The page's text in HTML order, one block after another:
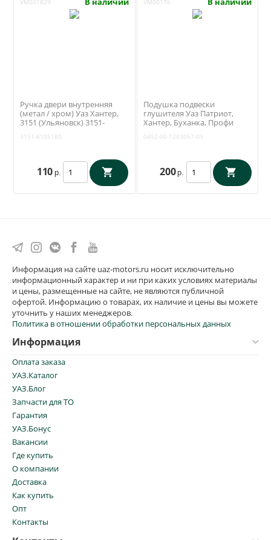
УМ001829
Ручка двери внутренняя
(метал / хром) Уаз Хантер,
3151 (Ульяновск) 3151-
3151-6105180
110 р.
УМ00176
Подушка подвески
глушителя Уаз Патриот,
Хантер, Буханка, Профи
0452-00-1203057-03
200 р.
Информация на сайте uaz-motors.ru носит исключительно
информационный характер и ни при каких условиях материалы
и цены, размещенные на сайте, не являются публичной
офертой. Информацию о товарах, их наличие и цены вы можете
уточнить у наших менеджеров.
Политика в отношении обработки персональных данных
Информация
Оплата заказа
УАЗ.Каталог
УАЗ.Блог
Запчасти для ТО
Гарантия
УАЗ.Бонус
Вакансии
Где купить
О компании
Доставка
Как купить
Опт
Контакты